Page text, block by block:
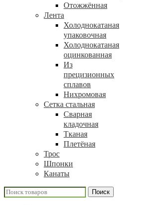
Отожжённая
Лента
Холоднокатаная
упаковочная
Холоднокатаная
оцинкованная
Из
прецизионных
сплавов
Нихромовая
Сетка стальная
Сварная
кладочная
Тканая
Плетёная
Трос
Шпонки
Канаты
Поиск